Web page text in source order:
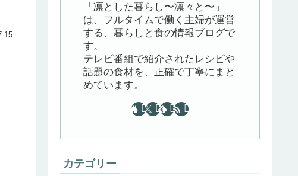
「凛とした暮らし〜凛々と〜」
は、フルタイムで働く主婦が運営
する、暮らしと食の情報ブログで
す。
テレビ番組で紹介されたレシピや
話題の食材を、正確で丁寧にまと
めています。
カテゴリー